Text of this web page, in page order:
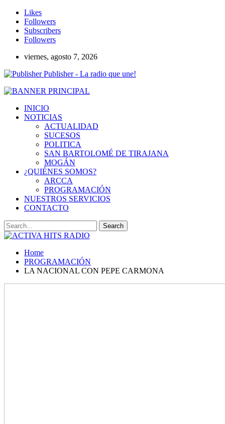
Likes
Followers
Subscribers
Followers
viernes, agosto 7, 2026
Publisher - La radio que une!
INICIO
NOTICIAS
ACTUALIDAD
SUCESOS
POLITICA
SAN BARTOLOMÉ DE TIRAJANA
MOGÁN
¿QUIÉNES SOMOS?
ARCCA
PROGRAMACIÓN
NUESTROS SERVICIOS
CONTACTO
Home
PROGRAMACIÓN
LA NACIONAL CON PEPE CARMONA